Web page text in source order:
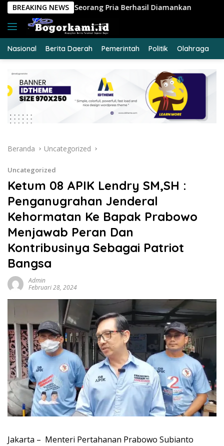
Langsung
konten
BREAKING NEWS
Pria Berhasil Diamankan Polres Siak Ungkap
Nasional Berita Daerah Pemerintah Politik Olahraga
Beranda Uncategorized
Uncategorized
Ketum 08 APIK Lendry SM,SH :
Penganugrahan Jenderal
Kehormatan Ke Bapak Prabowo
Menjawab Peran Dan
Kontribusinya Sebagai Patriot
Bangsa
Admin
Februari 28, 2024
Jakarta – Menteri Pertahanan Prabowo Subianto